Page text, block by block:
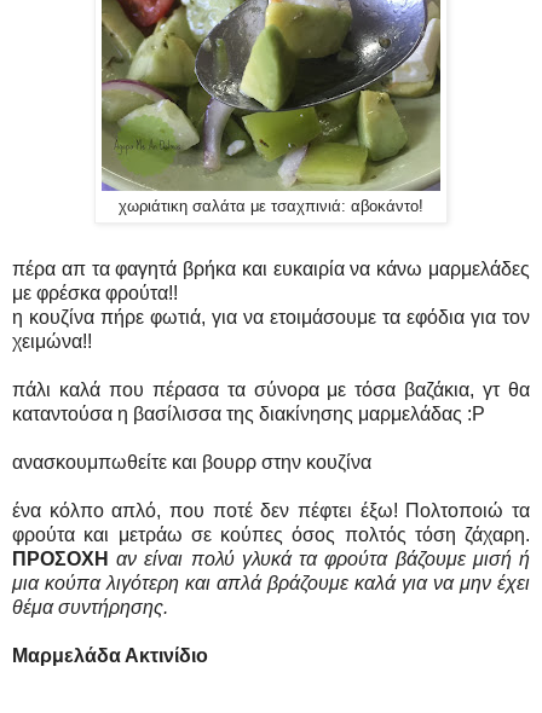
χωριάτικη σαλάτα με τσαχπινιά: αβοκάντο!
πέρα απ τα φαγητά βρήκα και ευκαιρία να κάνω μαρμελάδες
με φρέσκα φρούτα!!
η κουζίνα πήρε φωτιά, για να ετοιμάσουμε τα εφόδια για τον
χειμώνα!!
πάλι καλά που πέρασα τα σύνορα με τόσα βαζάκια, γτ θα
καταντούσα η βασίλισσα της διακίνησης μαρμελάδας :P
ανασκουμπωθείτε και βουρρ στην κουζίνα
ένα κόλπο απλό, που ποτέ δεν πέφτει έξω! Πολτοποιώ τα
φρούτα και μετράω σε κούπες όσος πολτός τόση ζάχαρη.
ΠΡΟΣΟΧΗ αν είναι πολύ γλυκά τα φρούτα βάζουμε μισή ή
μια κούπα λιγότερη και απλά βράζουμε καλά για να μην έχει
θέμα συντήρησης.
Μαρμελάδα Ακτινίδιο